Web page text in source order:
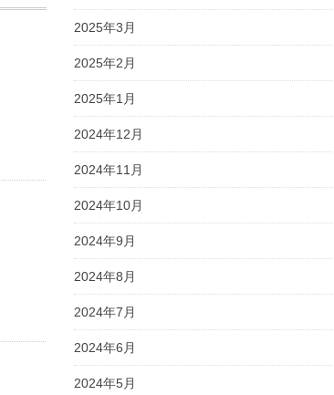
2025年3月
2025年2月
2025年1月
2024年12月
2024年11月
2024年10月
2024年9月
2024年8月
2024年7月
2024年6月
2024年5月